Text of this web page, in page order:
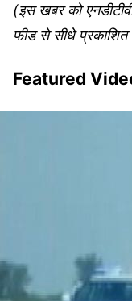
(इस खबर को
फीड से सीधे
Featured